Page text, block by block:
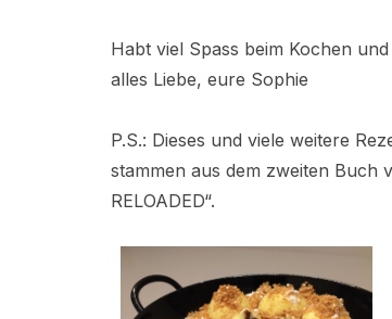
Habt viel Spass beim Kochen
alles Liebe, eure Sophie
P.S.: Dieses und viele weitere
stammen aus dem zweiten Buch
RELOADED“.